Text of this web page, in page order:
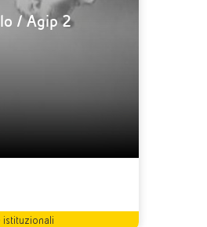
/ Agip 2
istituzionali